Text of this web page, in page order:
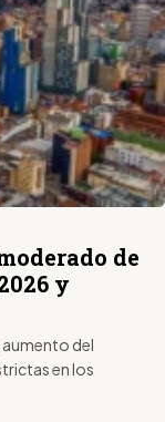
de
y
del
en los